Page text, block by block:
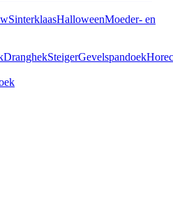
SinterklaasHalloweenMoeder- en
DranghekSteigerGevelspandoek